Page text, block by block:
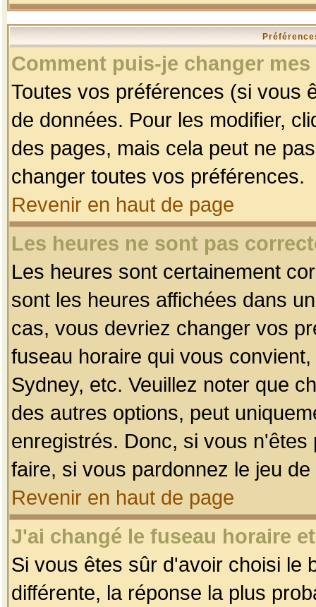
Comment puis-je changer
Toutes vos préférences (si vous
de données. Pour les modifier,
des pages, mais cela peut ne
changer toutes vos préférences.
Revenir en haut de page
Les heures ne sont pas
Les heures sont certainement
sont les heures affichées dans
cas, vous devriez changer vos
fuseau horaire qui vous
Sydney, etc. Veuillez noter que
des autres options, peut
enregistrés. Donc, si vous
faire, si vous pardonnez le jeu
Revenir en haut de page
J'ai changé le fuseau horaire
Si vous êtes sûr d'avoir choisi le
différente, la réponse la plus